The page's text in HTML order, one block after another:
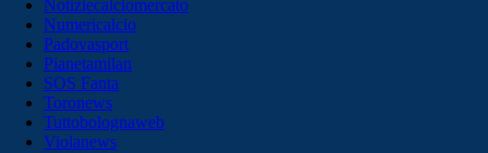
Notiziecalciomercato
Numericalcio
Padovasport
Pianetamilan
SOS Fanta
Toronews
Tuttobolognaweb
Violanews